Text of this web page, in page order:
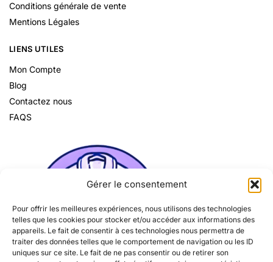
Gérer le consentement
Pour offrir les meilleures expériences, nous utilisons des technologies
telles que les cookies pour stocker et/ou accéder aux informations des
appareils. Le fait de consentir à ces technologies nous permettra de
traiter des données telles que le comportement de navigation ou les ID
uniques sur ce site. Le fait de ne pas consentir ou de retirer son
Conditions générale de vente
Mentions Légales
LIENS UTILES
Mon Compte
Blog
Contactez nous
FAQS